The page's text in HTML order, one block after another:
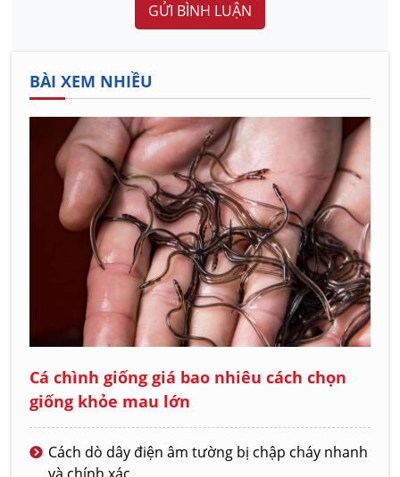
GỬI BÌNH LUẬN
BÀI XEM NHIỀU
Cá chình giống giá bao nhiêu cách chọn
giống khỏe mau lớn
Cách dò dây điện âm tường bị chập cháy nhanh